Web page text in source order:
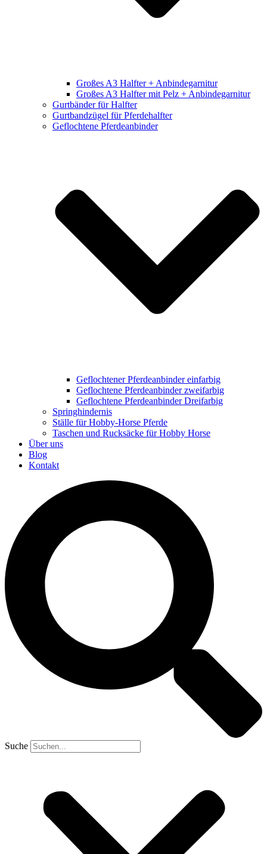
Großes A3 Halfter + Anbindegarnitur
Großes A3 Halfter mit Pelz + Anbindegarnitur
Gurtbänder für Halfter
Gurtbandzügel für Pferdehalfter
Geflochtene Pferdeanbinder
Geflochtener Pferdeanbinder einfarbig
Geflochtene Pferdeanbinder zweifarbig
Geflochtene Pferdeanbinder Dreifarbig
Springhindernis
Ställe für Hobby-Horse Pferde
Taschen und Rucksäcke für Hobby Horse
Über uns
Blog
Kontakt
Suche